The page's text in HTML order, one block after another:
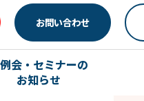
お問い合わせ
会・セミナーの
お知らせ